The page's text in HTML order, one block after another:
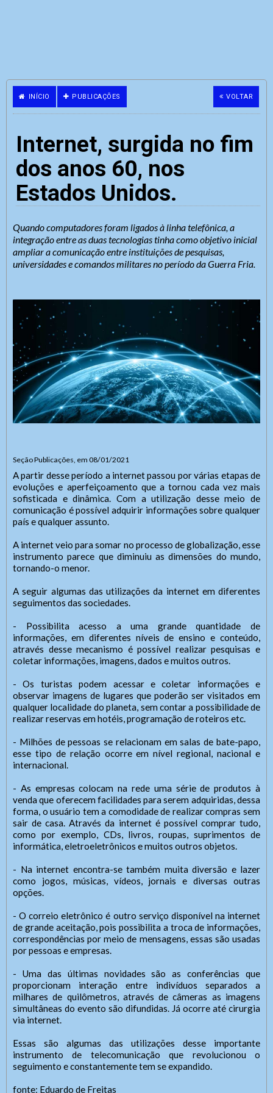
INÍCIO PUBLICAÇÕES VOLTAR
Internet, surgida no fim
dos anos 60, nos
Estados Unidos.
Quando computadores foram ligados à linha telefônica, a
integração entre as duas tecnologias tinha como objetivo inicial
ampliar a comunicação entre instituições de pesquisas,
universidades e comandos militares no período da Guerra Fria.
Seção Publicações, em 08/01/2021
A partir desse período a internet passou por várias etapas de
evoluções e aperfeiçoamento que a tornou cada vez mais
sofisticada e dinâmica. Com a utilização desse meio de
comunicação é possível adquirir informações sobre qualquer
país e qualquer assunto.
A internet veio para somar no processo de globalização, esse
instrumento parece que diminuiu as dimensões do mundo,
tornando-o menor.
A seguir algumas das utilizações da internet em diferentes
seguimentos das sociedades.
- Possibilita acesso a uma grande quantidade de
informações, em diferentes níveis de ensino e conteúdo,
através desse mecanismo é possível realizar pesquisas e
coletar informações, imagens, dados e muitos outros.
- Os turistas podem acessar e coletar informações e
observar imagens de lugares que poderão ser visitados em
qualquer localidade do planeta, sem contar a possibilidade de
realizar reservas em hotéis, programação de roteiros etc.
- Milhões de pessoas se relacionam em salas de bate-papo,
esse tipo de relação ocorre em nível regional, nacional e
internacional.
- As empresas colocam na rede uma série de produtos à
venda que oferecem facilidades para serem adquiridas, dessa
forma, o usuário tem a comodidade de realizar compras sem
sair de casa. Através da internet é possível comprar tudo,
como por exemplo, CDs, livros, roupas, suprimentos de
informática, eletroeletrônicos e muitos outros objetos.
- Na internet encontra-se também muita diversão e lazer
como jogos, músicas, vídeos, jornais e diversas outras
opções.
- O correio eletrônico é outro serviço disponível na internet
de grande aceitação, pois possibilita a troca de informações,
correspondências por meio de mensagens, essas são usadas
por pessoas e empresas.
- Uma das últimas novidades são as conferências que
proporcionam interação entre indivíduos separados a
milhares de quilômetros, através de câmeras as imagens
simultâneas do evento são difundidas. Já ocorre até cirurgia
via internet.
Essas são algumas das utilizações desse importante
instrumento de telecomunicação que revolucionou o
seguimento e constantemente tem se expandido.
fonte: Eduardo de Freitas
Acessibilidade
Tamanho da fonte:
Letra A > Fonte tamanho normal.
Letra A+ > Aumenta o tamanho da fonte.
Letra A- > Diminui o tamanho da fonte.
Gerenciador
Senha
Webmail
Digite apenas o "usuário" sem @dominio!
Contatos
Endereço:
Cidade:
Nome do Atendente:
whatsApp: (xx) xxxxx-xxxxx
SIC Físico
Endereço de atendimento
Contatos
Tel: (xx) 0000-0000,
Atendente/Ouvidor:
Nome do Atendente/Ouvidor
Fale Conosco